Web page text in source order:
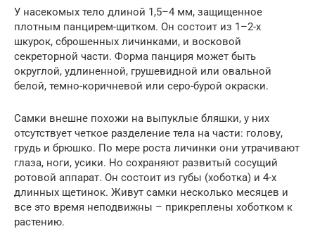
У насекомых тело длиной 1,5–4 мм, защищенное
плотным панцирем-щитком. Он состоит из 1–2-х
шкурок, сброшенных личинками, и восковой
секреторной части. Форма панциря может быть
округлой, удлиненной, грушевидной или овальной
белой, темно-коричневой или серо-бурой окраски.
Самки внешне похожи на выпуклые бляшки, у них
отсутствует четкое разделение тела на части: голову,
грудь и брюшко. По мере роста личинки они утрачивают
глаза, ноги, усики. Но сохраняют развитый сосущий
ротовой аппарат. Он состоит из губы (хоботка) и 4-х
длинных щетинок. Живут самки несколько месяцев и
все это время неподвижны – прикреплены хоботком к
растению.